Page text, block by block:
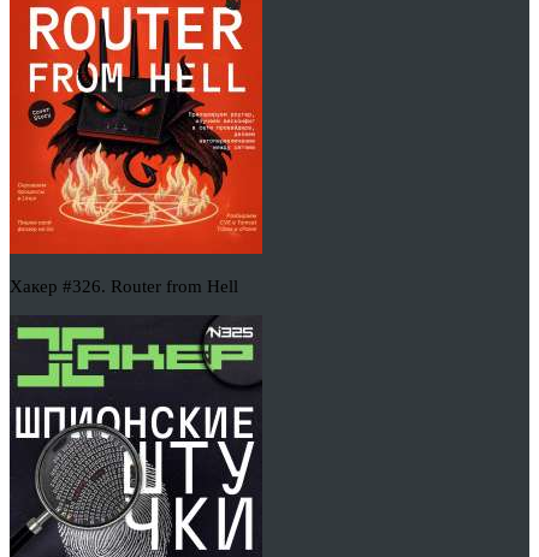
Хакер #326. Router from Hell